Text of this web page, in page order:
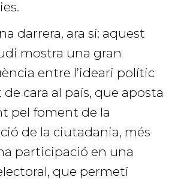
darrera, ara sí: aquest
mostra una gran
entre l’ideari polític
cara al país, que aposta
pel foment de la
de la ciutadania, més
participació en una
que permeti